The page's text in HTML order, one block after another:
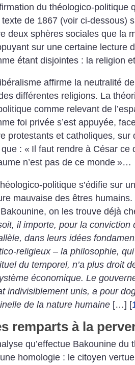
du théologico-politique
texte de 1867 (voir ci-dessous)
deux sphères sociales que la
sur une certaine lecture
étant disjointes : la religion
affirme la neutralité
différentes religions. La
comme relevant de
foi privée s’est appuyée,
protestants et catholiques, sur
: « Il faut rendre à César ce
n’est pas de ce monde »…
politique s’édifie sur
mauvaise des êtres
on les trouve déjà
il importe, pour la conviction
dans leurs idées
religieux – la philosophie,
du temporel, n’a plus droit
économique. Le
indivisiblement unis, a pour
de la nature humaine […] [
remparts à la
qu’effectue Bakounine
homologie : le citoyen